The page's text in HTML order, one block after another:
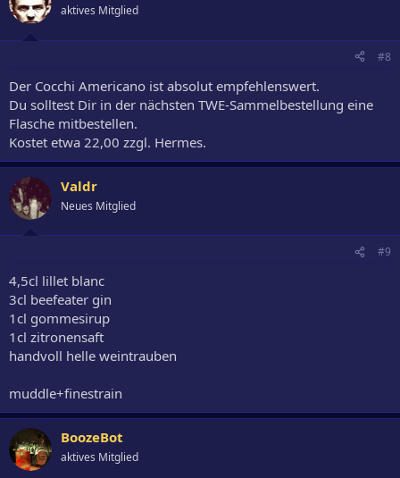
aktives Mitglied
#8
Der Cocchi Americano ist absolut empfehlenswert.
Du solltest Dir in der nächsten TWE-Sammelbestellung eine
Flasche mitbestellen.
Kostet etwa 22,00 zzgl. Hermes.
Valdr
Neues Mitglied
#9
4,5cl lillet blanc
3cl beefeater gin
1cl gommesirup
1cl zitronensaft
handvoll helle weintrauben
muddle+finestrain
BoozeBot
aktives Mitglied